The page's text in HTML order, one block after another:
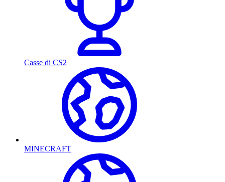
Casse di CS2
MINECRAFT